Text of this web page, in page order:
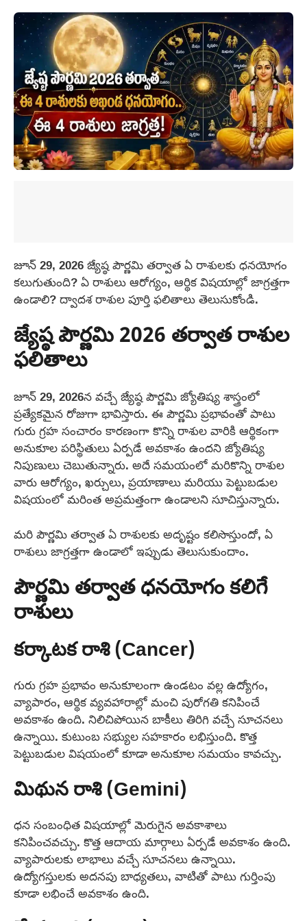
జూన్ 29, 2026 జ్యేష్ఠ పౌర్ణమి తర్వాత ఏ రాశులకు ధనయోగం
కలుగుతుంది? ఏ రాశులు ఆరోగ్యం, ఆర్థిక విషయాల్లో జాగ్రత్తగా
ఉండాలి? ద్వాదశ రాశుల పూర్తి ఫలితాలు తెలుసుకోండి.
జ్యేష్ఠ పౌర్ణమి 2026 తర్వాత రాశుల
ఫలితాలు
జూన్ 29, 2026న వచ్చే జ్యేష్ఠ పౌర్ణమి జ్యోతిష్య శాస్త్రంలో
ప్రత్యేకమైన రోజుగా భావిస్తారు. ఈ పౌర్ణమి ప్రభావంతో పాటు
గురు గ్రహ సంచారం కారణంగా కొన్ని రాశుల వారికి ఆర్థికంగా
అనుకూల పరిస్థితులు ఏర్పడే అవకాశం ఉందని జ్యోతిష్య
నిపుణులు చెబుతున్నారు. అదే సమయంలో మరికొన్ని రాశుల
వారు ఆరోగ్యం, ఖర్చులు, ప్రయాణాలు మరియు పెట్టుబడుల
విషయంలో మరింత అప్రమత్తంగా ఉండాలని సూచిస్తున్నారు.
మరి పౌర్ణమి తర్వాత ఏ రాశులకు అదృష్టం కలిసొస్తుందో, ఏ
రాశులు జాగ్రత్తగా ఉండాలో ఇప్పుడు తెలుసుకుందాం.
పౌర్ణమి తర్వాత ధనయోగం కలిగే
రాశులు
కర్కాటక రాశి (Cancer)
గురు గ్రహ ప్రభావం అనుకూలంగా ఉండటం వల్ల ఉద్యోగం,
వ్యాపారం, ఆర్థిక వ్యవహారాల్లో మంచి పురోగతి కనిపించే
అవకాశం ఉంది. నిలిచిపోయిన బాకీలు తిరిగి వచ్చే సూచనలు
ఉన్నాయి. కుటుంబ సభ్యుల సహకారం లభిస్తుంది. కొత్త
పెట్టుబడుల విషయంలో కూడా అనుకూల సమయం కావచ్చు.
మిథున రాశి (Gemini)
ధన సంబంధిత విషయాల్లో మెరుగైన అవకాశాలు
కనిపించవచ్చు. కొత్త ఆదాయ మార్గాలు ఏర్పడే అవకాశం ఉంది.
వ్యాపారులకు లాభాలు వచ్చే సూచనలు ఉన్నాయి.
ఉద్యోగస్తులకు అదనపు బాధ్యతలు, వాటితో పాటు గుర్తింపు
కూడా లభించే అవకాశం ఉంది.